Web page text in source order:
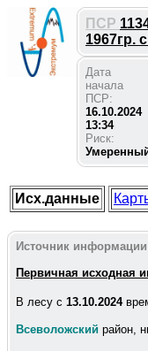
ПСР
1967гр.
Дата
начала
ПСР:
16.10.2024
13:34
Риск:
Исх.данные
Источник информации
Первичная исходная
В лесу c 13.10.2024
Всеволожский район,